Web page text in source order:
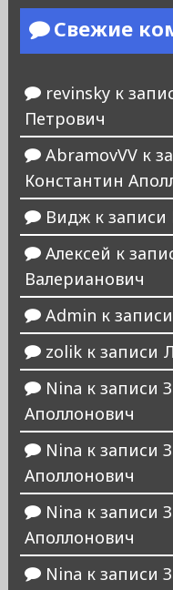
Свежие
revinskyк
Петрович
AbramovVVк
Константин
Виджк записи
Алексей к
Валерианович
Admin к записи
zolikк записи
Nina к записи
Аполлонович
Nina к записи
Аполлонович
Nina к записи
Аполлонович
Nina к записи